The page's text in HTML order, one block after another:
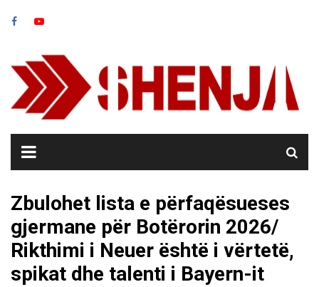
Zbulohet lista e përfaqësueses
gjermane për Botërorin 2026/
Rikthimi i Neuer është i vërtetë,
spikat dhe talenti i Bayern-it